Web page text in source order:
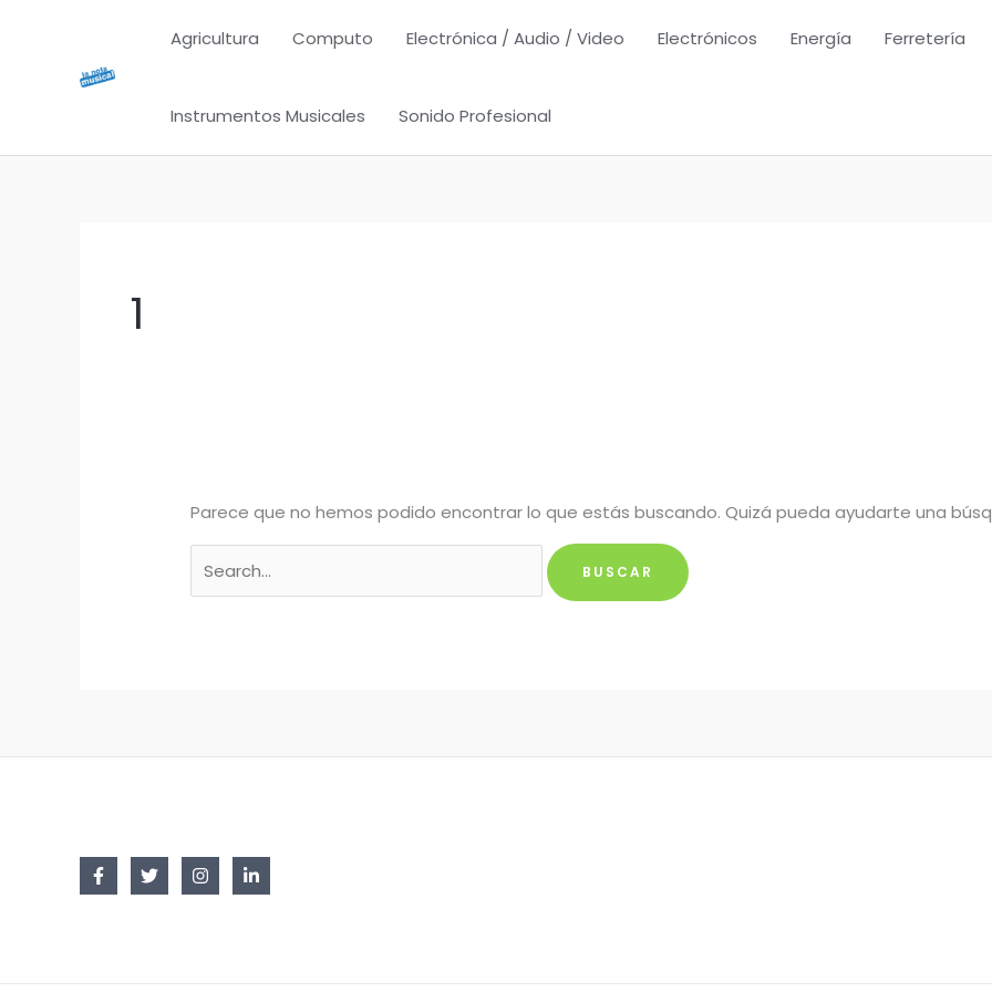
contenido
Agricultura Computo Electrónica / Audio / Video Electrónicos Energía Ferretería
Instrumentos Musicales Sonido Profesional
1
Parece que no hemos podido encontrar lo que estás buscando. Quizá pueda ayudarte una